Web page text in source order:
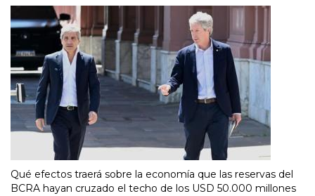
Qué efectos traerá sobre la economía que las reservas del
BCRA hayan cruzado el techo de los USD 50.000 millones